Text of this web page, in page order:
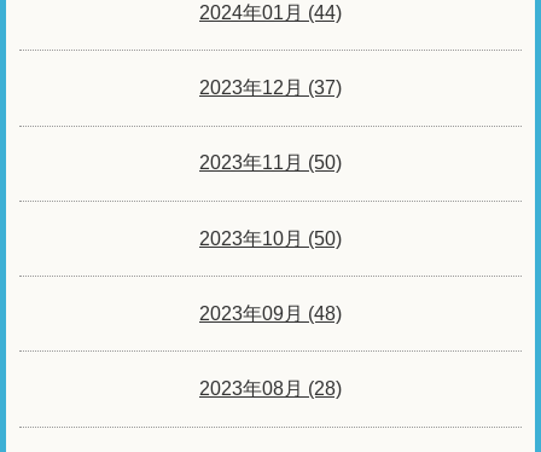
2024年01月 (44)
2023年12月 (37)
2023年11月 (50)
2023年10月 (50)
2023年09月 (48)
2023年08月 (28)